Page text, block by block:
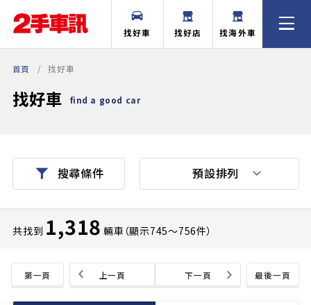
找好車 找好店 找海外車
首頁 找好車
找好車 find a good car
搜尋條件
共找到 1,318 輛車（顯示745〜756件）
第一頁 最後一頁
上一頁 下一頁
預設排列